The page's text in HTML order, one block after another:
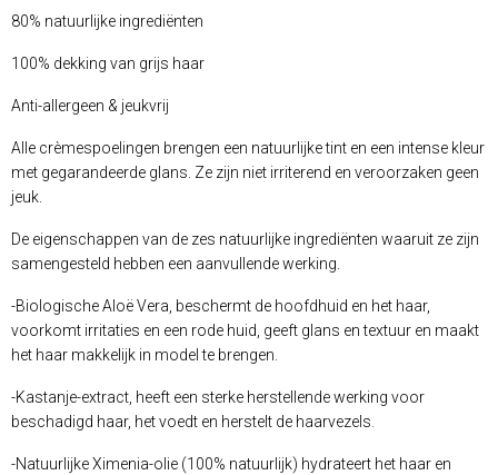
80% natuurlijke ingrediënten
100% dekking van grijs haar
Anti-allergeen & jeukvrij
Alle crèmespoelingen brengen een natuurlijke tint en een intense kleur
met gegarandeerde glans. Ze zijn niet irriterend en veroorzaken geen
jeuk.
De eigenschappen van de zes natuurlijke ingrediënten waaruit ze zijn
samengesteld hebben een aanvullende werking.
-Biologische Aloë Vera, beschermt de hoofdhuid en het haar,
voorkomt irritaties en een rode huid, geeft glans en textuur en maakt
het haar makkelijk in model te brengen.
-Kastanje-extract, heeft een sterke herstellende werking voor
beschadigd haar, het voedt en herstelt de haarvezels.
-Natuurlijke Ximenia-olie (100% natuurlijk) hydrateert het haar en